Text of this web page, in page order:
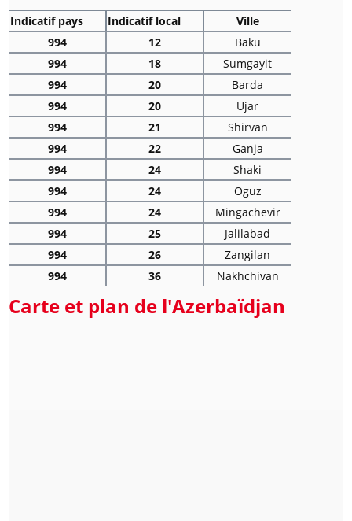
Indicatif pays Indicatif local
Ville
994
12
Baku
994
18
Sumgayit
994
20
Barda
994
20
Ujar
994
21
Shirvan
994
22
Ganja
994
24
Shaki
994
24
Oguz
994
24
Mingachevir
994
25
Jalilabad
994
26
Zangilan
994
36 Nakhchivan
Carte et plan de l'Azerbaïdjan